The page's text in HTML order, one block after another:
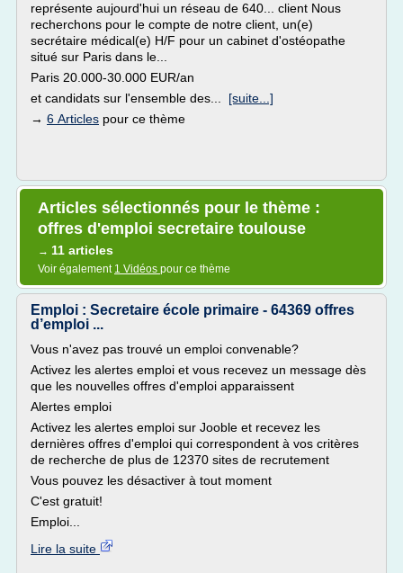
représente aujourd'hui un réseau de 640... client Nous
recherchons pour le compte de notre client, un(e)
secrétaire médical(e) H/F pour un cabinet d'ostéopathe
situé sur Paris dans le...
Paris 20.000-30.000 EUR/an
et candidats sur l'ensemble des... [suite...]
→ 6 Articles pour ce thème
Articles sélectionnés pour le thème :
offres d'emploi secretaire toulouse
→ 11 articles
Voir également 1 Vidéos pour ce thème
Emploi : Secretaire école primaire - 64369 offres
d’emploi ...
Vous n'avez pas trouvé un emploi convenable?
Activez les alertes emploi et vous recevez un message dès
que les nouvelles offres d'emploi apparaissent
Alertes emploi
Activez les alertes emploi sur Jooble et recevez les
dernières offres d'emploi qui correspondent à vos critères
de recherche de plus de 12370 sites de recrutement
Vous pouvez les désactiver à tout moment
C'est gratuit!
Emploi...
Lire la suite